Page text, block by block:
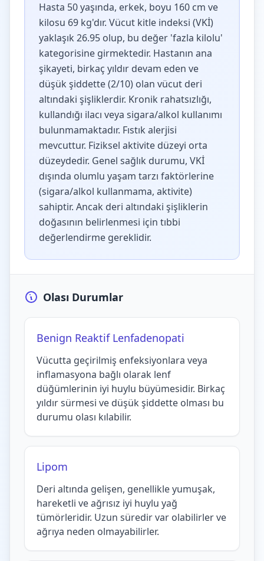
Hasta 50 yaşında, erkek, boyu 160 cm ve
kilosu 69 kg'dır. Vücut kitle indeksi (VKİ)
yaklaşık 26.95 olup, bu değer 'fazla kilolu'
kategorisine girmektedir. Hastanın ana
şikayeti, birkaç yıldır devam eden ve
düşük şiddette (2/10) olan vücut deri
altındaki şişliklerdir. Kronik rahatsızlığı,
kullandığı ilacı veya sigara/alkol kullanımı
bulunmamaktadır. Fıstık alerjisi
mevcuttur. Fiziksel aktivite düzeyi orta
düzeydedir. Genel sağlık durumu, VKİ
dışında olumlu yaşam tarzı faktörlerine
(sigara/alkol kullanmama, aktivite)
sahiptir. Ancak deri altındaki şişliklerin
doğasının belirlenmesi için tıbbi
değerlendirme gereklidir.
Olası Durumlar
Benign Reaktif Lenfadenopati
Vücutta geçirilmiş enfeksiyonlara veya
inflamasyona bağlı olarak lenf
düğümlerinin iyi huylu büyümesidir. Birkaç
yıldır sürmesi ve düşük şiddette olması bu
durumu olası kılabilir.
Lipom
Deri altında gelişen, genellikle yumuşak,
hareketli ve ağrısız iyi huylu yağ
tümörleridir. Uzun süredir var olabilirler ve
ağrıya neden olmayabilirler.